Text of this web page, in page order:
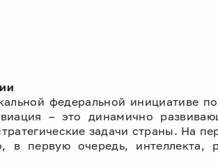
федеральной инициативе
– это динамично
задачи страны. На
первую очередь, интеллекта,